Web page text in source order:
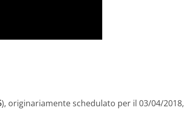
), originariamente schedulato per il 03/04/2018,